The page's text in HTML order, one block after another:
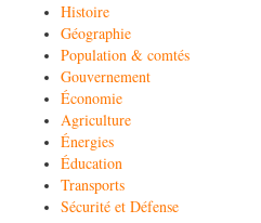
Histoire
Géographie
Population & comtés
Gouvernement
Économie
Agriculture
Énergies
Éducation
Transports
Sécurité et Défense